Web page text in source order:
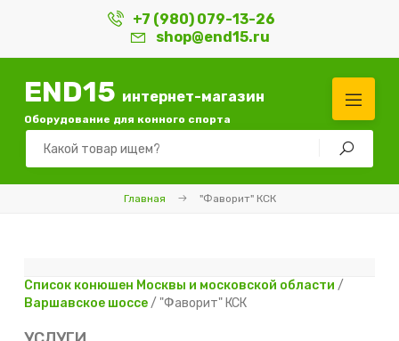
+7 (980) 079-13-26
shop@end15.ru
END15 интернет-магазин
Оборудование для конного спорта
Главная "Фаворит" КСК
Список конюшен Москвы и московской области /
Варшавское шоссе/ "Фаворит" КСК